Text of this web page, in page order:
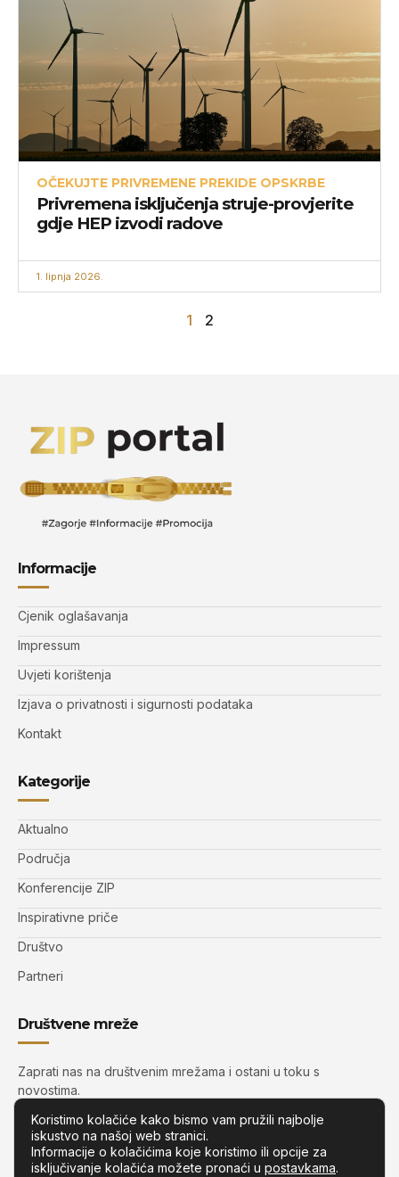
OČEKUJTE PRIVREMENE PREKIDE OPSKRBE
Privremena isključenja struje-provjerite
gdje HEP izvodi radove
1. lipnja 2026.
1 2
Informacije
Cjenik oglašavanja
Impressum
Uvjeti korištenja
Izjava o privatnosti i sigurnosti podataka
Kontakt
Kategorije
Aktualno
Područja
Konferencije ZIP
Inspirativne priče
Društvo
Partneri
Društvene mreže
Zaprati nas na društvenim mrežama i ostani u toku s
novostima.
Koristimo kolačiće kako bismo vam pružili najbolje
iskustvo na našoj web stranici.
Informacije o kolačićima koje koristimo ili opcije za
isključivanje kolačića možete pronaći u postavkama.